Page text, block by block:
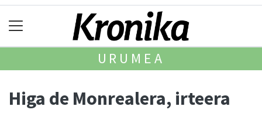
URUMEA
Higa de Monrealera, irteera